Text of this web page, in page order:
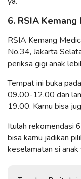
6. RSIA
RSIA Kemang
No.34, Jakarta
periksa gigi anak
Tempat ini buka
09.00-12.00 dan
19.00. Kamu bisa
Itulah rekomendasi
bisa kamu jadikan
keselamatan si anak